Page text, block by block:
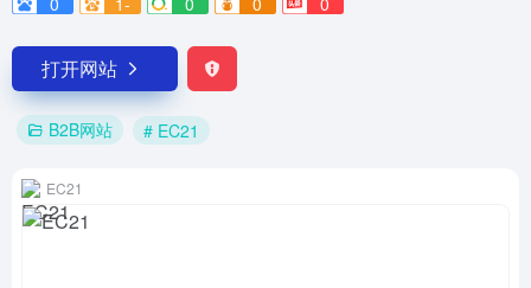
打开网站
B2B网站 # EC21
EC21